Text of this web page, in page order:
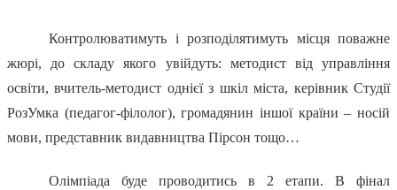
Контролюватимуть і розподілятимуть місця поважне
жюрі, до складу якого увійдуть: методист від управління
освіти, вчитель-методист однієї з шкіл міста, керівник Студії
РозУмка (педагог-філолог), громадянин іншої країни – носій
мови, представник видавництва Пірсон тощо…
Олімпіада буде проводитись в 2 етапи. В фінал